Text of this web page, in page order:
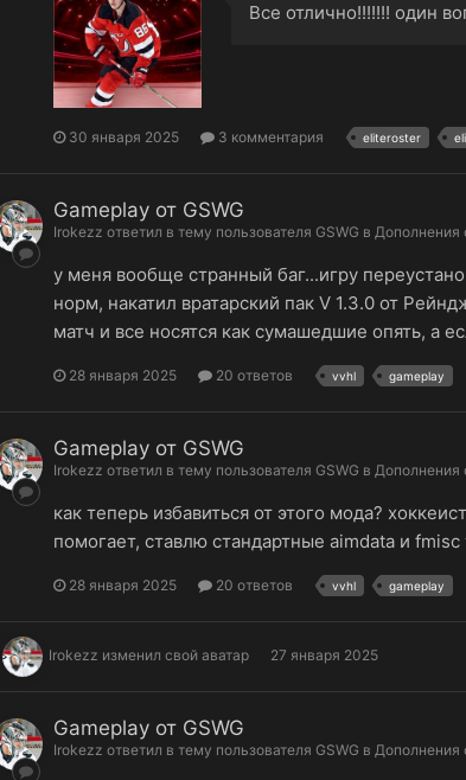
Все отлично!!!!!!! один
30 января 2025 3 комментария eliteroster
Gameplay от GSWG
Irokezz ответил в тему пользователяGSWG вДополнения
у меня вообще странный баг...игру
норм, накатил вратарский пак V 1.3.0 от
матч и все носятся как сумашедшие опять, а
28 января 2025 20 ответов vvhl gameplay
Gameplay от GSWG
Irokezz ответил в тему пользователяGSWG вДополнения
как теперь избавиться от этого мода?
помогает, ставлю стандартные aimdata и fmisc
28 января 2025 20 ответов vvhl gameplay
Irokezz изменил свой аватар 27 января 2025
Gameplay от GSWG
Irokezz ответил в тему пользователяGSWG вДополнения